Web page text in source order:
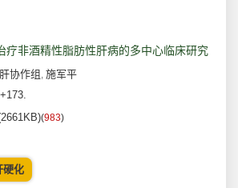
疗非酒精性脂肪性肝病的多中心临床研究
协作组 , 施军平
(983)
硬化